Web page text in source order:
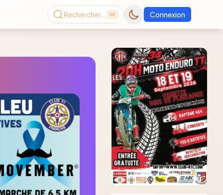
Rechercher… ⌘K Connexion
Consultez le dernier
magazine en ligne
Août2026